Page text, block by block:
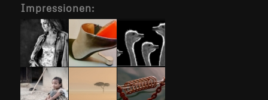
Impressionen: